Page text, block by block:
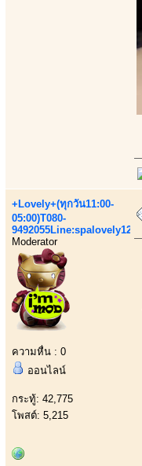
+Lovely+(ทุกวัน11:00-
05:00)T080-
9492055Line:spalovely123
Moderator
ความหื่น : 0
ออนไลน์
กระทู้: 42,775
โพสต์: 5,215